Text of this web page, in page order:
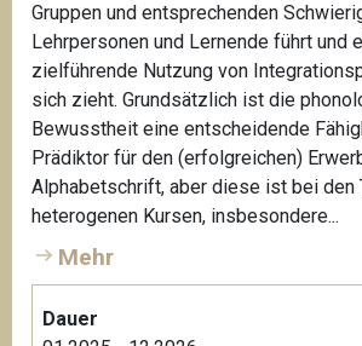
Gruppen und entsprechenden
Lehrpersonen und Lernende führt und
zielführende Nutzung von
sich zieht. Grundsätzlich ist die
Bewusstheit eine entscheidende
Prädiktor für den (erfolgreichen)
Alphabetschrift, aber diese ist bei den
heterogenen Kursen, insbesondere...
Mehr
Dauer